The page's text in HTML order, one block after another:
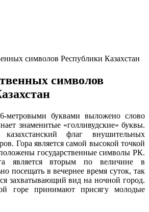
символов Республики Казахстан
символов
метровыми буквами выложено слово
знаменитые «голливудские» буквы.
флаг внушительных
Гора является самой высокой точкой
государственные символы РК.
является вторым по величине в
посещать в вечернее время суток, так
захватывающий вид на ночной город.
горе принимают присягу молодые